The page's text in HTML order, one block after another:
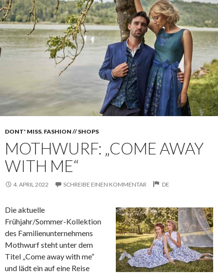
DONT' MISS, FASHION // SHOPS
MOTHWURF: „COME AWAY
WITH ME“
4. APRIL 2022 SCHREIBE EINEN KOMMENTAR DE
Die aktuelle
Frühjahr/Sommer-Kollektion
des Familienunternehmens
Mothwurf steht unter dem
Titel „Come away with me“
und lädt ein auf eine Reise